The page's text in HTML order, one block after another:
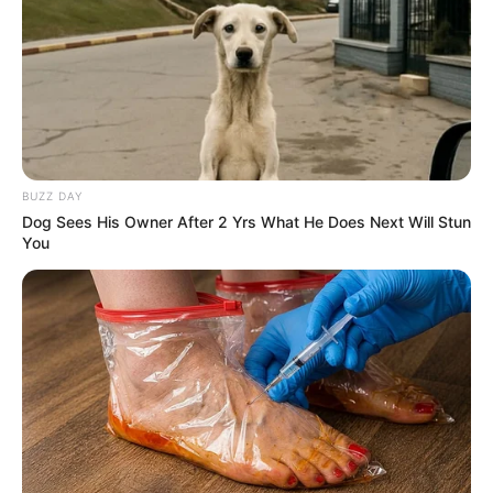
-ad5
BUZZ DAY
Dog Sees His Owner After 2 Yrs What He Does Next Will Stun
You